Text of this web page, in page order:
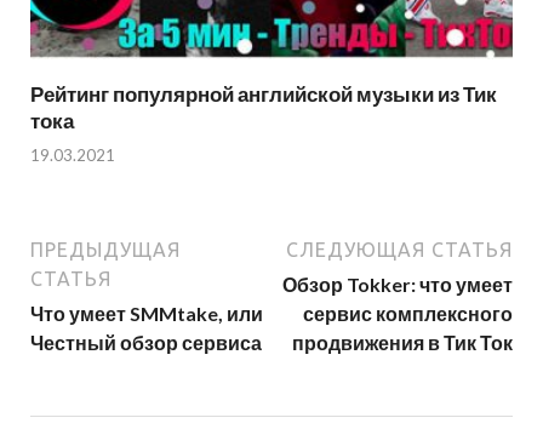
Рейтинг популярной английской музыки из Тик
тока
19.03.2021
ПРЕДЫДУЩАЯ
СТАТЬЯ
Что умеет SMMtake, или
Честный обзор сервиса
СЛЕДУЮЩАЯ СТАТЬЯ
Обзор Tokker: что умеет
сервис комплексного
продвижения в Тик Ток